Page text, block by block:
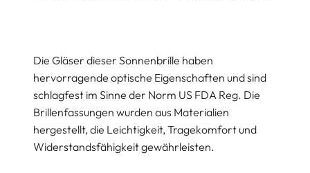
Die Gläser dieser Sonnenbrille haben
hervorragende optische Eigenschaften und sind
schlagfest im Sinne der Norm US FDA Reg. Die
Brillenfassungen wurden aus Materialien
hergestellt, die Leichtigkeit, Tragekomfort und
Widerstandsfähigkeit gewährleisten.